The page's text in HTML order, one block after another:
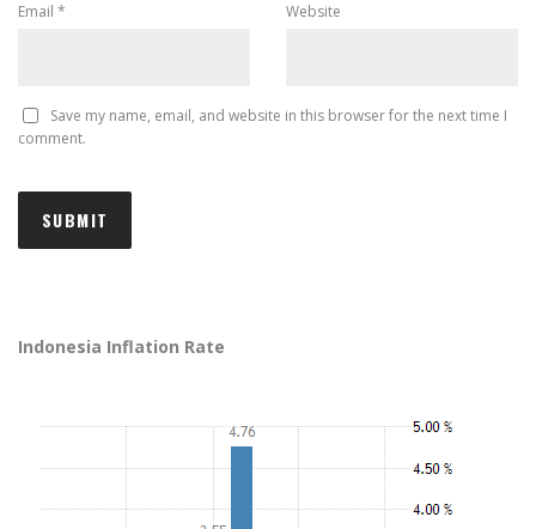
Email * Website
Save my name, email, and website in this browser for the next time I
comment.
Indonesia Inflation Rate